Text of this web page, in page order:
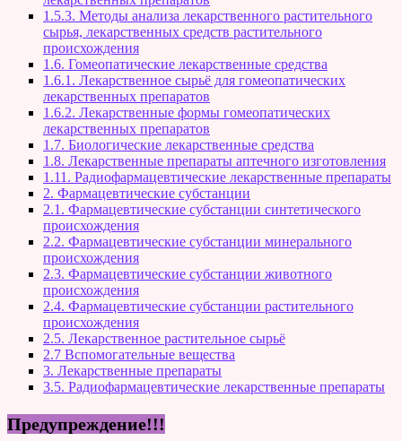
1.5.3. Методы анализа лекарственного растительного
сырья, лекарственных средств растительного
происхождения
1.6. Гомеопатические лекарственные средства
1.6.1. Лекарственное сырьё для гомеопатических
лекарственных препаратов
1.6.2. Лекарственные формы гомеопатических
лекарственных препаратов
1.7. Биологические лекарственные средства
1.8. Лекарственные препараты аптечного изготовления
1.11. Радиофармацевтические лекарственные препараты
2. Фармацевтические субстанции
2.1. Фармацевтические субстанции синтетического
происхождения
2.2. Фармацевтические субстанции минерального
происхождения
2.3. Фармацевтические субстанции животного
происхождения
2.4. Фармацевтические субстанции растительного
происхождения
2.5. Лекарственное растительное сырьё
2.7 Вспомогательные вещества
3. Лекарственные препараты
3.5. Радиофармацевтические лекарственные препараты
Предупреждение!!!